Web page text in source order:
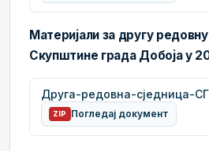
Материјали за другу
Скупштине града Добоја у
Друга-редовна-сједница-
ZIP Погледај документ